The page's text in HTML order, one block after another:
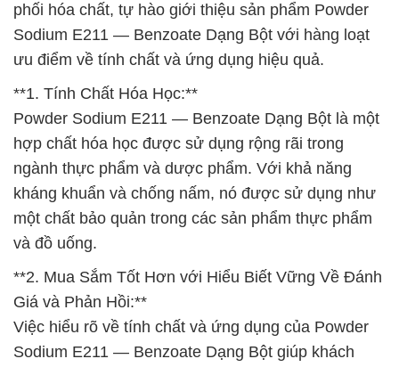
phối hóa chất, tự hào giới thiệu sản phẩm Powder
Sodium E211 — Benzoate Dạng Bột với hàng loạt
ưu điểm về tính chất và ứng dụng hiệu quả.
**1. Tính Chất Hóa Học:**
Powder Sodium E211 — Benzoate Dạng Bột là một
hợp chất hóa học được sử dụng rộng rãi trong
ngành thực phẩm và dược phẩm. Với khả năng
kháng khuẩn và chống nấm, nó được sử dụng như
một chất bảo quản trong các sản phẩm thực phẩm
và đồ uống.
**2. Mua Sắm Tốt Hơn với Hiểu Biết Vững Về Đánh
Giá và Phản Hồi:**
Việc hiểu rõ về tính chất và ứng dụng của Powder
Sodium E211 — Benzoate Dạng Bột giúp khách